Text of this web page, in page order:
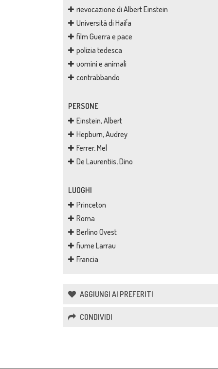
rievocazione di Albert Einstein
Università di Haifa
film Guerra e pace
polizia tedesca
uomini e animali
contrabbando
PERSONE
Einstein, Albert
Hepburn, Audrey
Ferrer, Mel
De Laurentiis, Dino
LUOGHI
Princeton
Roma
Berlino Ovest
fiume Larrau
Francia
AGGIUNGI AI PREFERITI
CONDIVIDI